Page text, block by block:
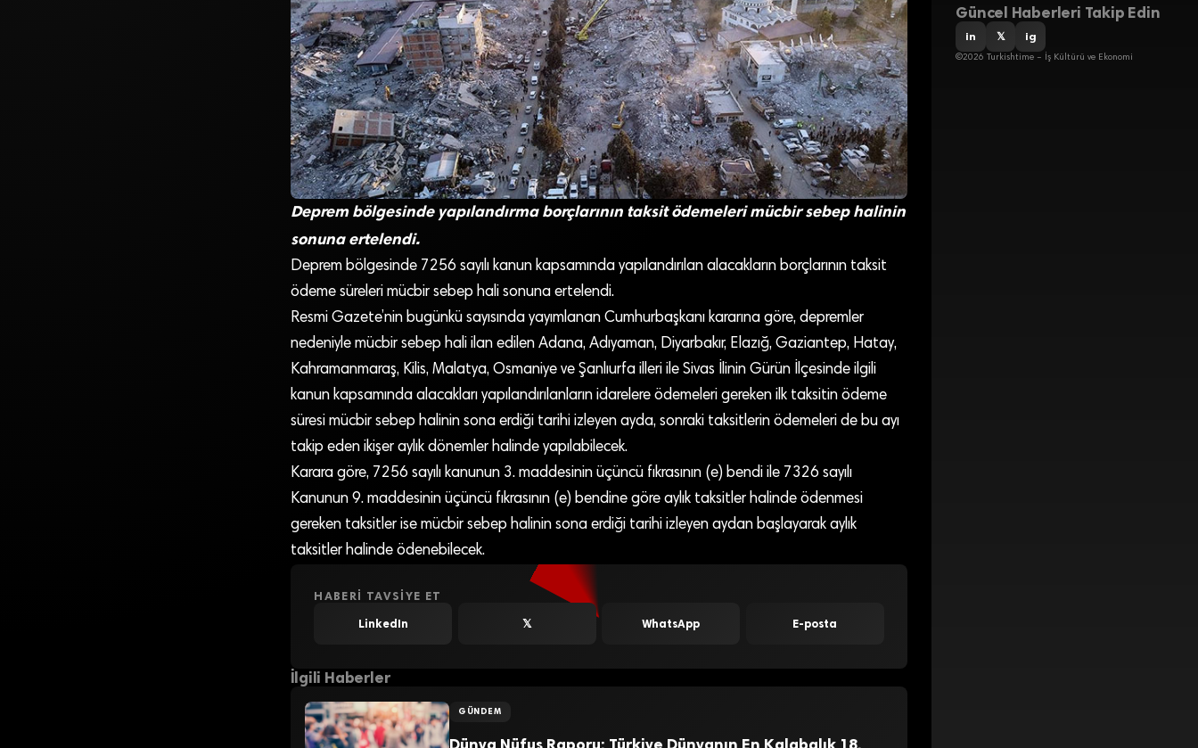
Deprem bölgesinde yapılandırma borçlarının taksit ödemeleri mücbir sebep halinin
sonuna ertelendi.
Deprem bölgesinde 7256 sayılı kanun kapsamında yapılandırılan alacakların borçlarının taksit
ödeme süreleri mücbir sebep hali sonuna ertelendi.
Resmi Gazete’nin bugünkü sayısında yayımlanan Cumhurbaşkanı kararına göre, depremler
nedeniyle mücbir sebep hali ilan edilen Adana, Adıyaman, Diyarbakır, Elazığ, Gaziantep, Hatay,
Kahramanmaraş, Kilis, Malatya, Osmaniye ve Şanlıurfa illeri ile Sivas İlinin Gürün İlçesinde ilgili
kanun kapsamında alacakları yapılandırılanların idarelere ödemeleri gereken ilk taksitin ödeme
süresi mücbir sebep halinin sona erdiği tarihi izleyen ayda, sonraki taksitlerin ödemeleri de bu ayı
takip eden ikişer aylık dönemler halinde yapılabilecek.
Karara göre, 7256 sayılı kanunun 3. maddesinin üçüncü fıkrasının (e) bendi ile 7326 sayılı
Kanunun 9. maddesinin üçüncü fıkrasının (e) bendine göre aylık taksitler halinde ödenmesi
gereken taksitler ise mücbir sebep halinin sona erdiği tarihi izleyen aydan başlayarak aylık
taksitler halinde ödenebilecek.
HABERI TAVSIYE ET
LinkedIn 𝕏 WhatsApp E-posta
İlgili Haberler
GÜNDEM
Güncel Haberleri Takip Edin
in 𝕏 ig
©2026 Turkishtime – İş Kültürü ve Ekonomi